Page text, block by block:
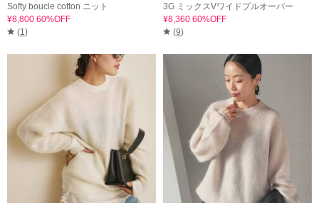
Softy boucle cotton ニット
¥8,800 60%OFF
(1 )
3G ミックスVワイドプルオーバー
¥8,360 60%OFF
(9)